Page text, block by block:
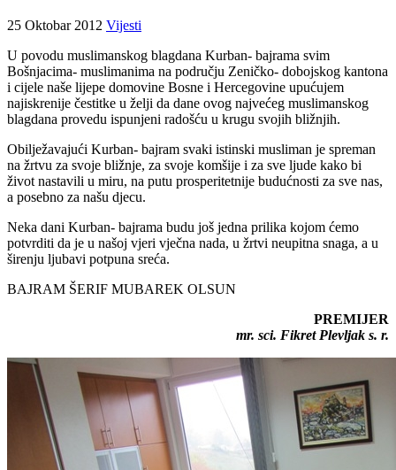
25 Oktobar 2012 Vijesti
U povodu muslimanskog blagdana Kurban- bajrama svim
Bošnjacima- muslimanima na području Zeničko- dobojskog kantona
i cijele naše lijepe domovine Bosne i Hercegovine upućujem
najiskrenije čestitke u želji da dane ovog najvećeg muslimanskog
blagdana provedu ispunjeni radošću u krugu svojih bližnjih.
Obilježavajući Kurban- bajram svaki istinski musliman je spreman
na žrtvu za svoje bližnje, za svoje komšije i za sve ljude kako bi
život nastavili u miru, na putu prosperitetnije budućnosti za sve nas,
a posebno za našu djecu.
Neka dani Kurban- bajrama budu još jedna prilika kojom ćemo
potvrditi da je u našoj vjeri vječna nada, u žrtvi neupitna snaga, a u
širenju ljubavi potpuna sreća.
BAJRAM ŠERIF MUBAREK OLSUN
PREMIJER
mr. sci. Fikret Plevljak s. r.